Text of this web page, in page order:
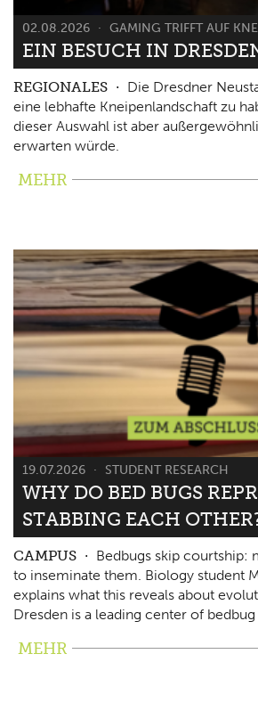
02.08.2026 GAMING TRIFFT AUF
EIN BESUCH IN
REGIONALES
Die Dresdner
eine lebhafte Kneipenlandschaft zu
dieser Auswahl ist aber
erwarten würde.
MEHR
19.07.2026 STUDENT RESEARCH
WHY DO BED BUGS
STABBING EACH
CAMPUS
Bedbugs skip courtship:
to inseminate them. Biology student
explains what this reveals about
Dresden is a leading center of
MEHR